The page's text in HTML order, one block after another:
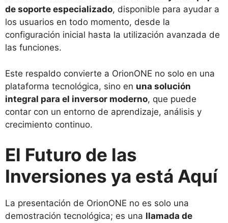
de soporte especializado, disponible para ayudar a
los usuarios en todo momento, desde la
configuración inicial hasta la utilización avanzada de
las funciones.
Este respaldo convierte a OrionONE no solo en una
plataforma tecnológica, sino en una solución
integral para el inversor moderno, que puede
contar con un entorno de aprendizaje, análisis y
crecimiento continuo.
El Futuro de las
Inversiones ya está Aquí
La presentación de OrionONE no es solo una
demostración tecnológica; es una llamada de